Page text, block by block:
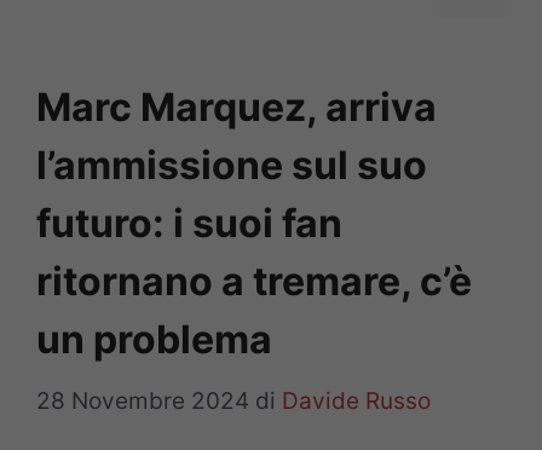
Marc Marquez, arriva
l’ammissione sul suo
futuro: i suoi fan
ritornano a tremare, c’è
un problema
28 Novembre 2024 di Davide Russo